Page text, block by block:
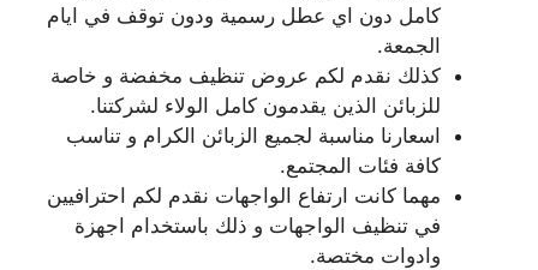
كامل دون اي عطل رسمية ودون توقف في ايام
الجمعة.
كذلك نقدم لكم عروض تنظيف مخفضة و خاصة
للزبائن الذين يقدمون كامل الولاء لشركتنا.
اسعارنا مناسبة لجميع الزبائن الكرام و تناسب
كافة فئات المجتمع.
مهما كانت ارتفاع الواجهات نقدم لكم احترافيين
في تنظيف الواجهات و ذلك باستخدام اجهزة
وادوات مختصة.